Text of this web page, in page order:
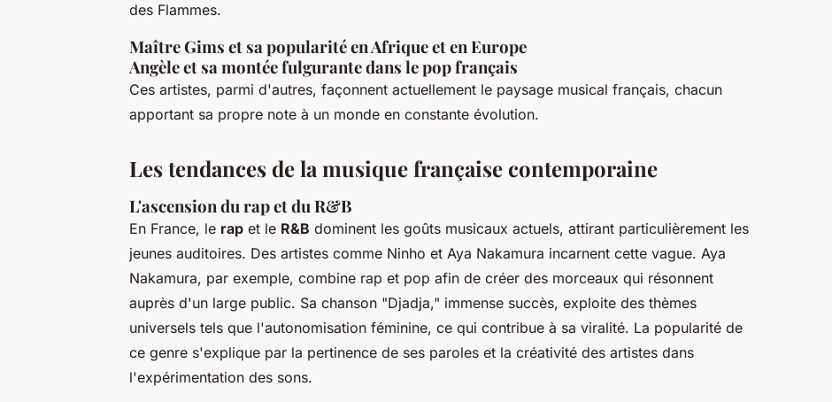
des Flammes.
Maître Gims et sa popularité en Afrique et en Europe
Angèle et sa montée fulgurante dans le pop français
Ces artistes, parmi d'autres, façonnent actuellement le paysage musical français, chacun
apportant sa propre note à un monde en constante évolution.
Les tendances de la musique française contemporaine
L'ascension du rap et du R&B
En France, le rap et le R&B dominent les goûts musicaux actuels, attirant particulièrement les
jeunes auditoires. Des artistes comme Ninho et Aya Nakamura incarnent cette vague. Aya
Nakamura, par exemple, combine rap et pop afin de créer des morceaux qui résonnent
auprès d'un large public. Sa chanson "Djadja," immense succès, exploite des thèmes
universels tels que l'autonomisation féminine, ce qui contribue à sa viralité. La popularité de
ce genre s'explique par la pertinence de ses paroles et la créativité des artistes dans
l'expérimentation des sons.